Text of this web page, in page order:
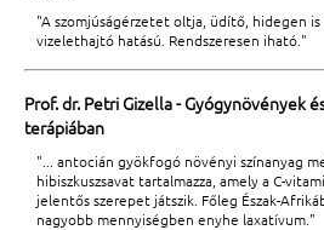
"A szomjúságérzetet oltja, üdítő, hidegen
vizelethajtó hatású. Rendszeresen iható."
Prof. dr. Petri Gizella - Gyógynövények
terápiában
"... antocián gyökfogó növényi színanyag
hibiszkuszsavat tartalmazza, amely a C-
jelentős szerepet játszik. Főleg Észak-
nagyobb mennyiségben enyhe laxatívum."